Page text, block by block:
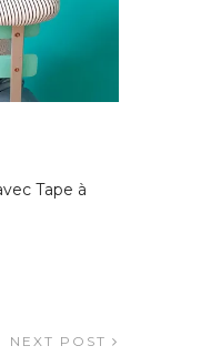
Tape à
NEXT POST